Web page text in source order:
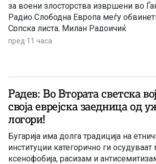
за воени злосторства извршени во
Радио Слободна Европа меѓу
Српска листа, Милан Радоичиќ
пред 11 часа
Радев: Во Втората светска
своја еврејска заедница од
логори!
Бугарија има долга традиција на
институции категорично ги
ксенофобија, расизам и